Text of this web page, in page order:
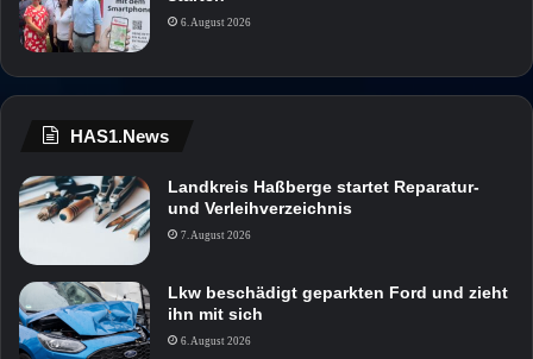
6. August 2026
HAS1.News
Landkreis Haßberge startet Reparatur-
und Verleihverzeichnis
7. August 2026
Lkw beschädigt geparkten Ford und zieht
ihn mit sich
6. August 2026